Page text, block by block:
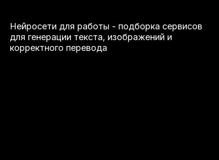
Нейросети для работы - подборка сервисов
для генерации текста, изображений и
корректного перевода